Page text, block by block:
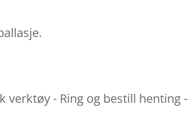
verktøy - Ring og bestill henting -